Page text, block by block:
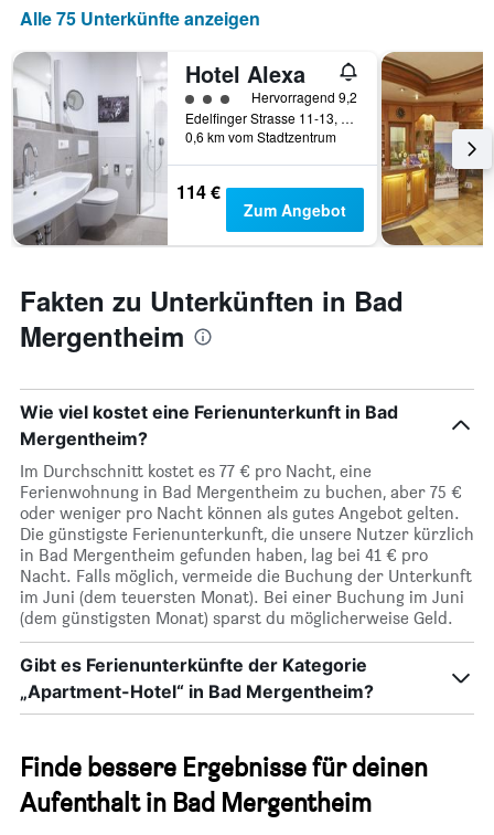
1
X-
Achse,
die
die
Wochentage
anzeigt.
Diagramm
hat
1
Y-
den
durchschnittlichen
Zimmerpreis
Alle 75 Unterkünfte anzeigen
Hotel Alexa
Bewertungskategorie 3
Hervorragend 9,2
Edelfinger Strasse 11-13, Bad Mergentheim, Baden-Württemberg, Deutschland
0,6 km vom Stadtzentrum
114 €
Zum Angebot
Fakten zu Unterkünften in Bad
Mergentheim
Wie viel kostet eine Ferienunterkunft in Bad
Mergentheim?
Im Durchschnitt kostet es 77 € pro Nacht, eine
Ferienwohnung in Bad Mergentheim zu buchen, aber 75 €
oder weniger pro Nacht können als gutes Angebot gelten.
Die günstigste Ferienunterkunft, die unsere Nutzer kürzlich
in Bad Mergentheim gefunden haben, lag bei 41 € pro
Nacht. Falls möglich, vermeide die Buchung der Unterkunft
im Juni (dem teuersten Monat). Bei einer Buchung im Juni
(dem günstigsten Monat) sparst du möglicherweise Geld.
Gibt es Ferienunterkünfte der Kategorie
„Apartment-Hotel“ in Bad Mergentheim?
Finde bessere Ergebnisse für deinen
Aufenthalt in Bad Mergentheim